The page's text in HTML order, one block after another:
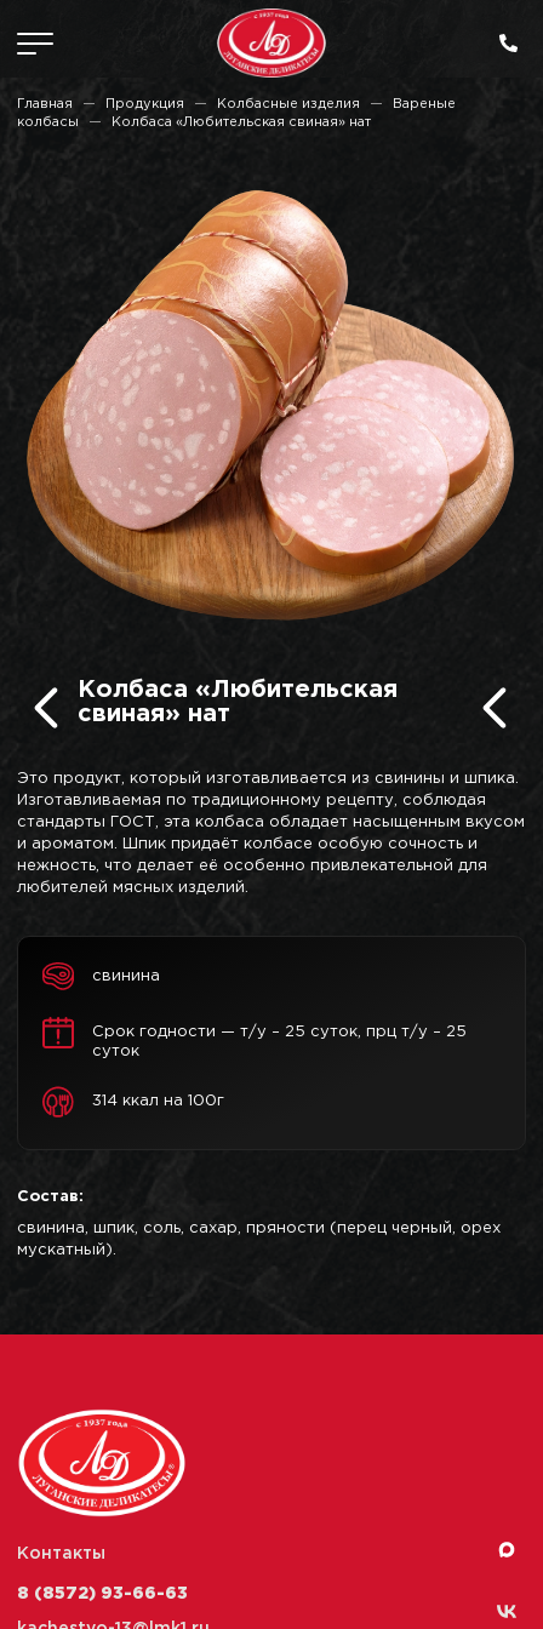
Главная Продукция Колбасные изделия
Вареные
колбасы
Колбаса «Любительская свиная» нат
Колбаса «Любительская
свиная» нат
Это продукт, который изготавливается из свинины и шпика.
Изготавливаемая по традиционному рецепту, соблюдая
стандарты ГОСТ, эта колбаса обладает насыщенным вкусом
и ароматом. Шпик придаёт колбасе особую сочность и
нежность, что делает её особенно привлекательной для
любителей мясных изделий.
свинина
Срок годности — т/у – 25 суток, прц т/у – 25
суток
314 ккал на 100г
Состав:
свинина, шпик, соль, сахар, пряности (перец черный, орех
мускатный).
Контакты
8 (8572) 93-66-63